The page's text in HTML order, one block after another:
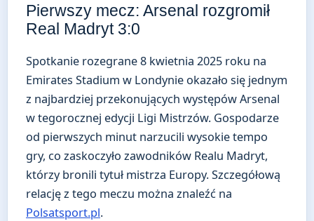
Pierwszy mecz: Arsenal rozgromił
Real Madryt 3:0
Spotkanie rozegrane 8 kwietnia 2025 roku na
Emirates Stadium w Londynie okazało się jednym
z najbardziej przekonujących występów Arsenal
w tegorocznej edycji Ligi Mistrzów. Gospodarze
od pierwszych minut narzucili wysokie tempo
gry, co zaskoczyło zawodników Realu Madryt,
którzy bronili tytuł mistrza Europy. Szczegółową
relację z tego meczu można znaleźć na
Polsatsport.pl.